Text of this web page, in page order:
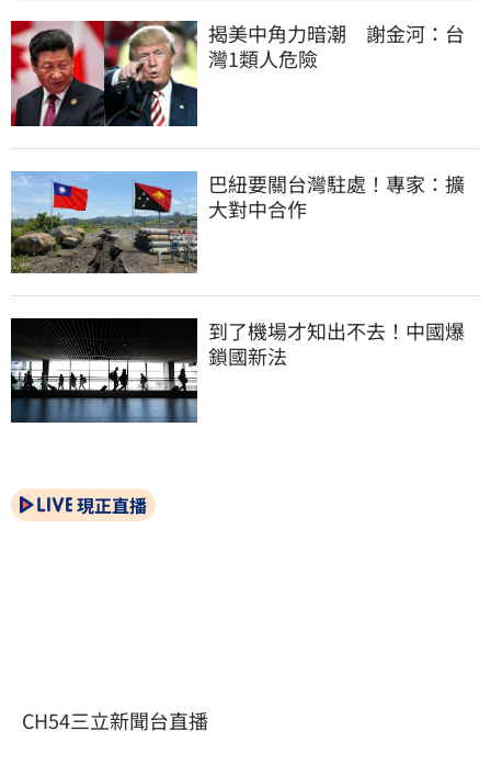
揭美中角力暗潮　謝金河：台
灣1類人危險
巴紐要關台灣駐處！專家：擴
大對中合作
到了機場才知出不去！中國爆
鎖國新法
現正直播
CH54三立新聞台直播